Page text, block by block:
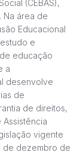
(CEBAS),
Na área de
Educacional
e
educação
a
desenvolve
de
de direitos,
vigente
de dezembro de